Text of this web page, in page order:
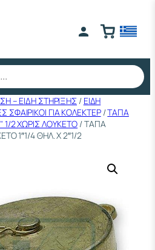
– ΕΙΔΗ ΣΤΗΡΙΞΗΣ / ΕΙΔΗ
ΣΦΑΙΡΙΚΟΙ ΓΙΑ ΚΟΛΕΚΤΕΡ/ΤΑΠΑ
2 ΧΩΡΙΣ ΛΟΥΚΕΤΟ / ΤΑΠΑ
1″1/4 ΘΗΛ. Χ 2″1/2